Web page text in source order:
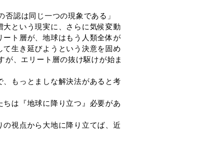
認は同じ一つの現象である」
という現実に、さらに気候変動
ト層が、地球はもう人類全体が
生き延びようという決意を固め
、エリート層の抜け駆けが始ま
もっとましな解決法があると考
は『地球に降り立つ』必要があ
視点から大地に降り立てば、近